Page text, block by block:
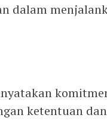
dalam
ketentuan